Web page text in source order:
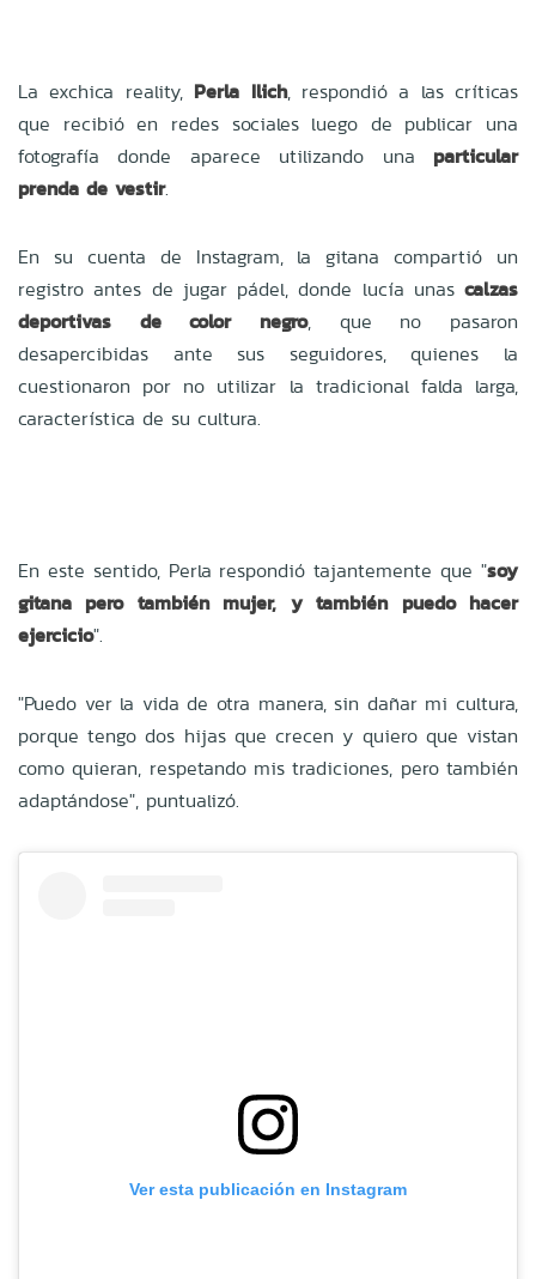
La exchica reality, Perla Ilich, respondió a las críticas
que recibió en redes sociales luego de publicar una
fotografía donde aparece utilizando una particular
prenda de vestir.
En su cuenta de Instagram, la gitana compartió un
registro antes de jugar pádel, donde lucía unas calzas
deportivas de color negro, que no pasaron
desapercibidas ante sus seguidores, quienes la
cuestionaron por no utilizar la tradicional falda larga,
característica de su cultura.
En este sentido, Perla respondió tajantemente que "soy
gitana pero también mujer, y también puedo hacer
ejercicio".
"Puedo ver la vida de otra manera, sin dañar mi cultura,
porque tengo dos hijas que crecen y quiero que vistan
como quieran, respetando mis tradiciones, pero también
adaptándose", puntualizó.
Ver esta publicación en Instagram